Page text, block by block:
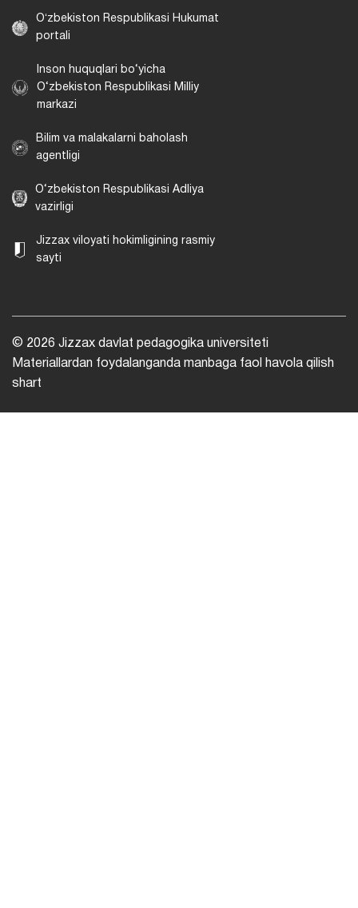
Oʻzbekiston Respublikasi Hukumat
portali
Inson huquqlari bo‘yicha
O‘zbekiston Respublikasi Milliy
markazi
Bilim va malakalarni baholash
agentligi
O‘zbekiston Respublikasi Adliya
vazirligi
Jizzax viloyati hokimligining rasmiy
sayti
© 2026 Jizzax davlat pedagogika universiteti
Materiallardan foydalanganda manbaga faol havola qilish
shart